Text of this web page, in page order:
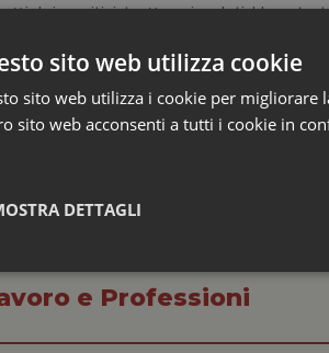
dei positivi, trattare i malati. Una
focolai. Saranno quindi i medici del
di sorveglianza
sierologici e dei farmaci che si sono
e Professioni
sito web utilizza cookie
sito web utilizza i cookie per migliorare
sito web acconsenti a tutti i cookie in
DETTAGLI
Necessari